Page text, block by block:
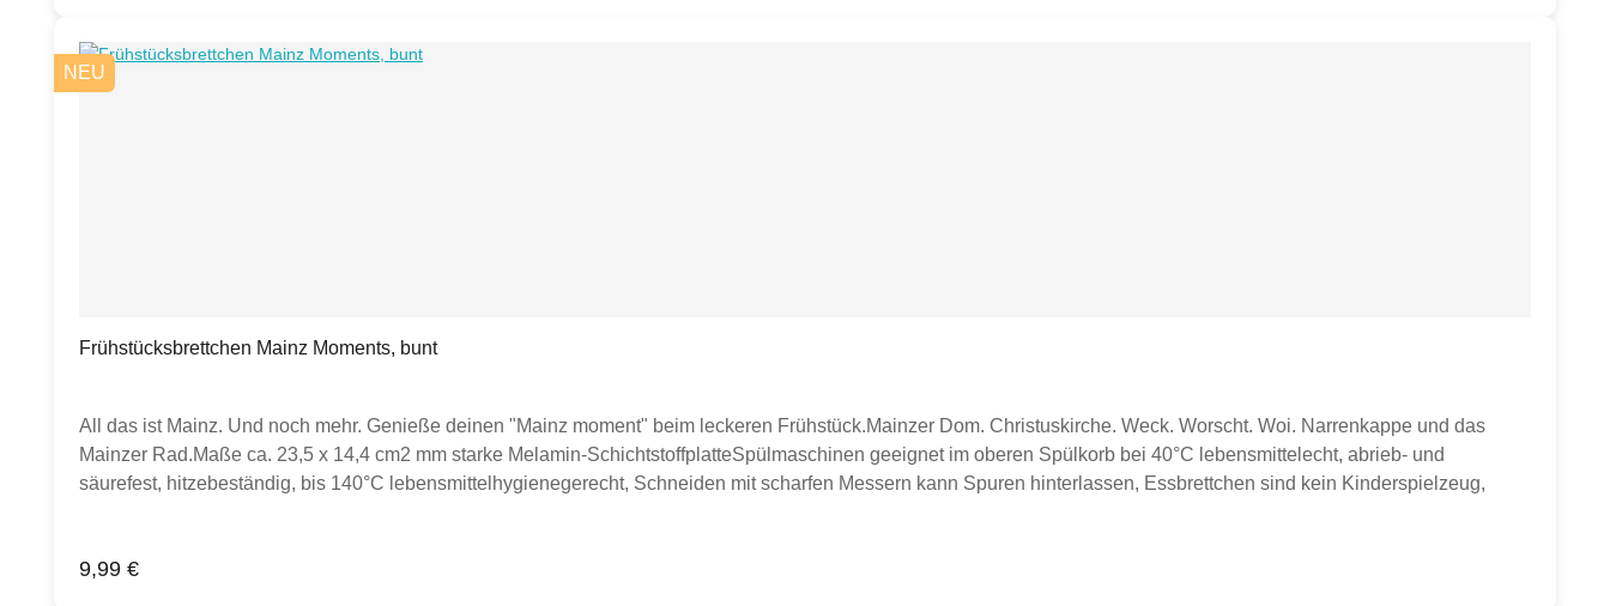
NEU
Frühstücksbrettchen Mainz Moments, bunt
All das ist Mainz. Und noch mehr. Genieße deinen "Mainz moment" beim leckeren Frühstück.Mainzer Dom. Christuskirche. Weck. Worscht. Woi. Narrenkappe und das
Mainzer Rad.Maße ca. 23,5 x 14,4 cm2 mm starke Melamin-SchichtstoffplatteSpülmaschinen geeignet im oberen Spülkorb bei 40°C lebensmittelecht, abrieb- und
säurefest, hitzebeständig, bis 140°C lebensmittelhygienegerecht, Schneiden mit scharfen Messern kann Spuren hinterlassen, Essbrettchen sind kein Kinderspielzeug,
Regulärer Preis:
9,99 €